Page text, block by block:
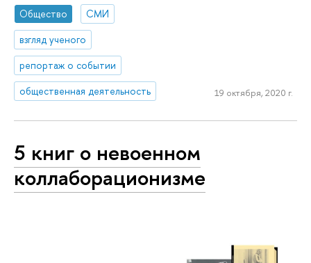
Общество
СМИ
взгляд ученого
репортаж о событии
общественная деятельность
19 октября, 2020 г.
5 книг о невоенном
коллаборационизме